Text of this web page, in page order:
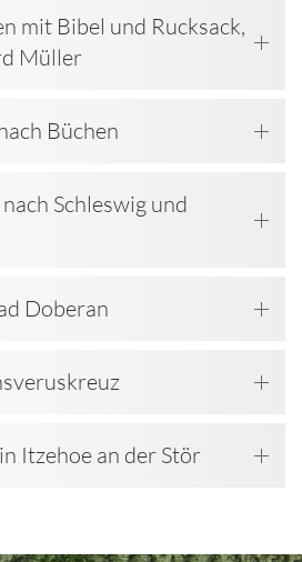
mit Bibel und Rucksack,
Müller
Büchen
Schleswig und
Doberan
Itzehoe an der Stör